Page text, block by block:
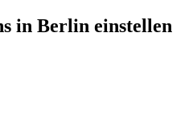
in Berlin einstellen